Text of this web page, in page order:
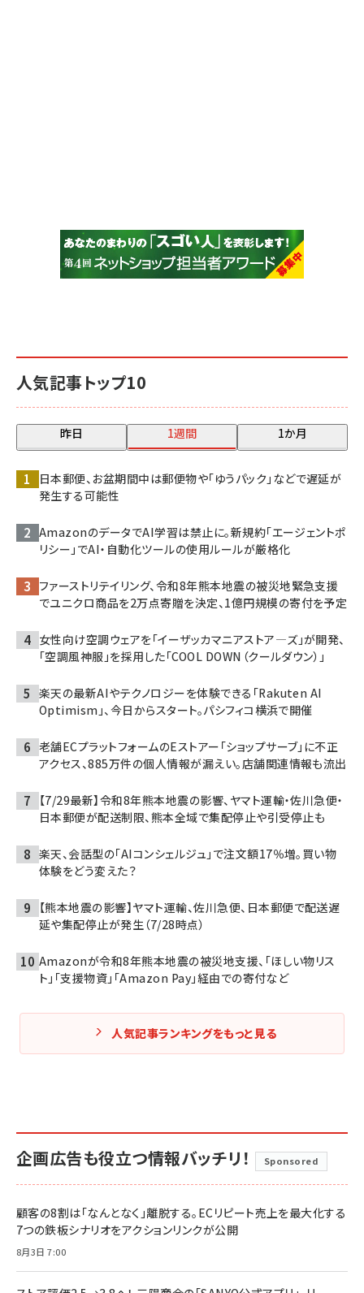
人気記事トップ10
昨日 1週間 1か月
日本郵便、お盆期間中は郵便物や「ゆうパック」などで遅延が
発生する可能性
AmazonのデータでAI学習は禁止に。新規約「エージェントポ
リシー」でAI・自動化ツールの使用ルールが厳格化
ファーストリテイリング、令和8年熊本地震の被災地緊急支援
でユニクロ商品を2万点寄贈を決定、1億円規模の寄付を予定
女性向け空調ウェアを「イーザッカマニアストア―ズ」が開発、
「空調風神服」を採用した「COOL DOWN（クールダウン）」
楽天の最新AIやテクノロジーを体験できる「Rakuten AI
Optimism」、今日からスタート。パシフィコ横浜で開催
老舗ECプラットフォームのEストアー「ショップサーブ」に不正
アクセス、885万件の個人情報が漏えい。店舗関連情報も流出
【7/29最新】令和8年熊本地震の影響、ヤマト運輸・佐川急便・
日本郵便が配送制限、熊本全域で集配停止や引受停止も
楽天、会話型の「AIコンシェルジュ」で注文額17％増。買い物
体験をどう変えた？
【熊本地震の影響】ヤマト運輸、佐川急便、日本郵便で配送遅
延や集配停止が発生（7/28時点）
Amazonが令和8年熊本地震の被災地支援、「ほしい物リス
ト」「支援物資」「Amazon Pay」経由での寄付など
人気記事ランキングをもっと見る
企画広告も役立つ情報バッチリ！ Sponsored
顧客の8割は「なんとなく」離脱する。ECリピート売上を最大化する
7つの鉄板シナリオをアクションリンクが公開
8月3日 7:00